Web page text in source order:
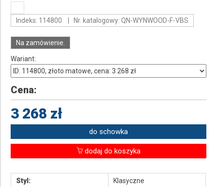
Indeks: 114800 | Nr. katalogowy: QN-WYNWOOD-F-VBS
Na zamówienie.
Wariant:
Cena:
3 268 zł
do schowka
dodaj do koszyka
Styl: Klasyczne